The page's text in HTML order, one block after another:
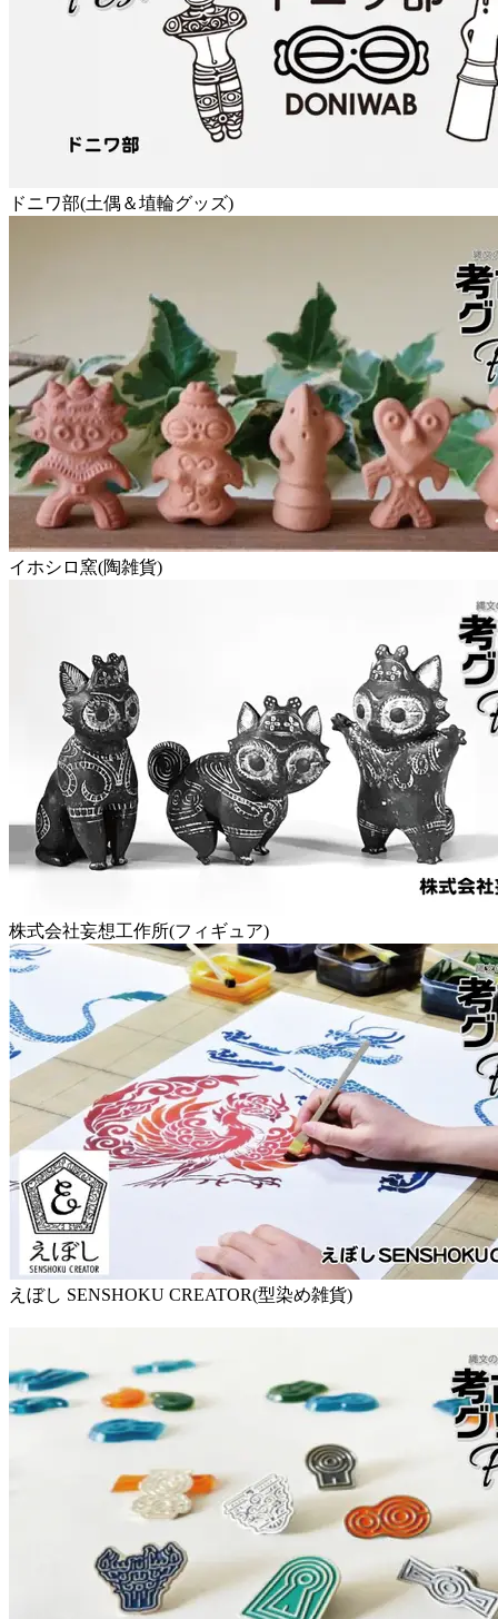
ドニワ部(土偶＆埴輪グッズ)
イホシロ窯(陶雑貨)
株式会社妄想工作所(フィギュア)
えぼし SENSHOKU CREATOR(型染め雑貨)